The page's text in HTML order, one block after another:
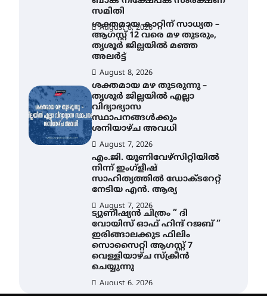
സമിതി
August 8, 2026
ശക്തമായ കാറ്റിന് സാധ്യത –
ആഗസ്റ്റ് 12 വരെ മഴ തുടരും,
തൃശൂർ ജില്ലയിൽ മഞ്ഞ
അലർട്ട്
August 8, 2026
ശക്തമായ മഴ തുടരുന്നു –
തൃശൂർ ജില്ലയിൽ എല്ലാ
വിദ്യാഭ്യാസ
സ്ഥാപനങ്ങൾക്കും
ശനിയാഴ്ച അവധി
August 7, 2026
എം.ജി. യൂണിവേഴ്‌സിറ്റിയിൽ
നിന്ന് ഇംഗ്ളീഷ്
സാഹിത്യത്തിൽ ഡോക്ടറേറ്റ്
നേടിയ എൻ. ആര്യ
August 7, 2026
ട്യുണീഷ്യൻ ചിത്രം ” ദി
വോയിസ് ഓഫ് ഹിന്ദ് റജബ് ”
ഇരിങ്ങാലക്കുട ഫിലിം
സൊസൈറ്റി ആഗസ്റ്റ് 7
വെള്ളിയാഴ്ച സ്‌ക്രീൻ
ചെയ്യുന്നു
August 6, 2026